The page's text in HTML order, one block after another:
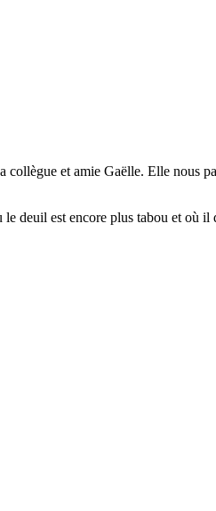
et amie Gaëlle. Elle nous
deuil est encore plus tabou et où il